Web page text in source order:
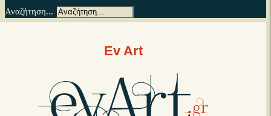
Αναζήτηση...
Ev Art